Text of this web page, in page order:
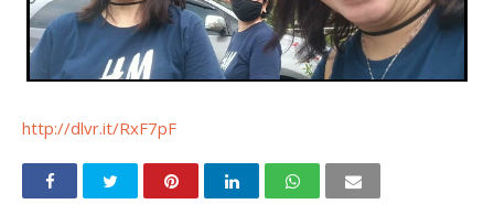
http://dlvr.it/RxF7pF